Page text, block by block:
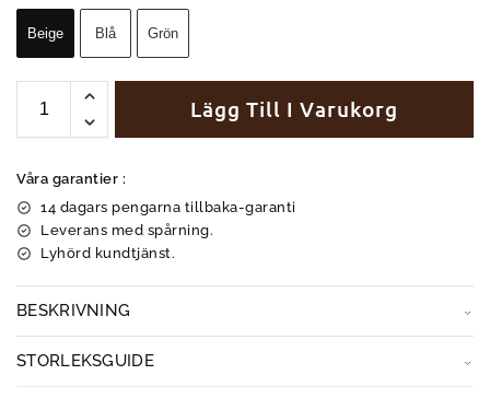
Beige Blå Grön
Lägg Till I Varukorg
Våra garantier :
14 dagars pengarna tillbaka-garanti
Leverans med spårning.
Lyhörd kundtjänst.
BESKRIVNING
STORLEKSGUIDE